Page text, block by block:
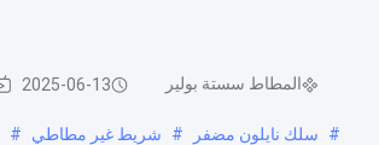
المطاط سستة بولير 2025-06-13
# سلك نايلون مضفر # شريط غير مطاطي #